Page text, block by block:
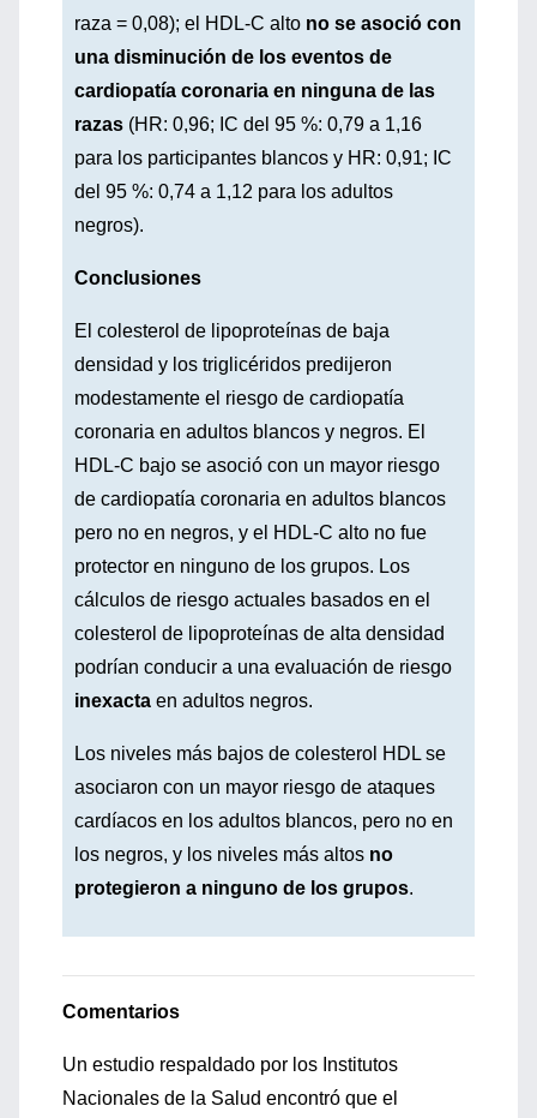
raza = 0,08); el HDL-C alto no se asoció con
una disminución de los eventos de
cardiopatía coronaria en ninguna de las
razas (HR: 0,96; IC del 95 %: 0,79 a 1,16
para los participantes blancos y HR: 0,91; IC
del 95 %: 0,74 a 1,12 para los adultos
negros).
Conclusiones
El colesterol de lipoproteínas de baja
densidad y los triglicéridos predijeron
modestamente el riesgo de cardiopatía
coronaria en adultos blancos y negros. El
HDL-C bajo se asoció con un mayor riesgo
de cardiopatía coronaria en adultos blancos
pero no en negros, y el HDL-C alto no fue
protector en ninguno de los grupos. Los
cálculos de riesgo actuales basados ​​en el
colesterol de lipoproteínas de alta densidad
podrían conducir a una evaluación de riesgo
inexacta en adultos negros.
Los niveles más bajos de colesterol HDL se
asociaron con un mayor riesgo de ataques
cardíacos en los adultos blancos, pero no en
los negros, y los niveles más altos no
protegieron a ninguno de los grupos.
Comentarios
Un estudio respaldado por los Institutos
Nacionales de la Salud encontró que el